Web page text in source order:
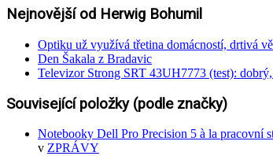
Nejnovější od Herwig Bohumil
Optiku už využívá třetina domácností, drtivá
Den Šakala z Bradavic
Televizor Strong SRT 43UH7773 (test):
Související položky (podle značky)
Notebooky Dell Pro Precision 5 à la pracovní
v ZPRÁVY